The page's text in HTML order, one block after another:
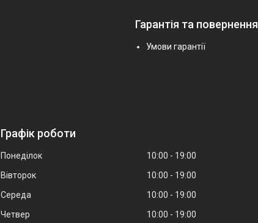
Гарантія та повернення
Умови гарантії
Графік роботи
Понеділок 10:00
19:00
Вівторок
10:00
19:00
Середа
10:00
19:00
Четвер
10:00 19:00